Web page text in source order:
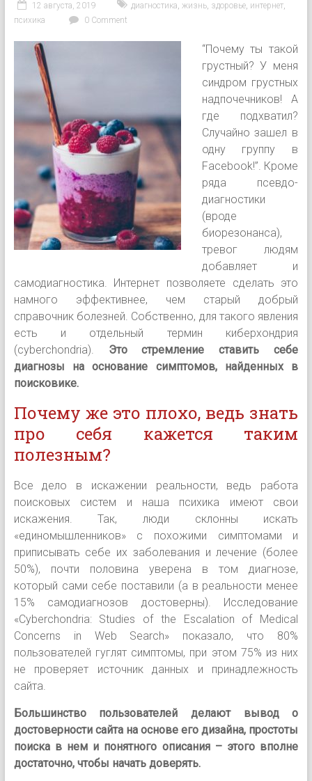
12 августа, 2019 диагностика, жизнь, здоровье, интернет,
психика
0 Comment
“Почему ты такой
грустный? У меня
синдром грустных
надпочечников! А
где подхватил?
Случайно зашел в
одну группу в
Facebook!”. Кроме
ряда псевдо-
диагностики
(вроде
биорезонанса),
тревог людям
добавляет и
самодиагностика. Интернет позволяете сделать это
намного эффективнее, чем старый добрый
справочник болезней. Собственно, для такого явления
есть и отдельный термин киберхондрия
(cyberchondria). Это стремление ставить себе
диагнозы на основание симптомов, найденных в
поисковике.
Почему же это плохо, ведь знать
про себя кажется таким
полезным?
Все дело в искажении реальности, ведь работа
поисковых систем и наша психика имеют свои
искажения. Так, люди склонны искать
«единомышленников» с похожими симптомами и
приписывать себе их заболевания и лечение (более
50%), почти половина уверена в том диагнозе,
который сами себе поставили (а в реальности менее
15% самодиагнозов достоверны). Исследование
«Cyberchondria: Studies of the Escalation of Medical
Concerns in Web Search» показало, что 80%
пользователей гуглят симптомы, при этом 75% из них
не проверяет источник данных и принадлежность
сайта.
Большинство пользователей делают вывод о
достоверности сайта на основе его дизайна, простоты
поиска в нем и понятного описания – этого вполне
достаточно, чтобы начать доверять.